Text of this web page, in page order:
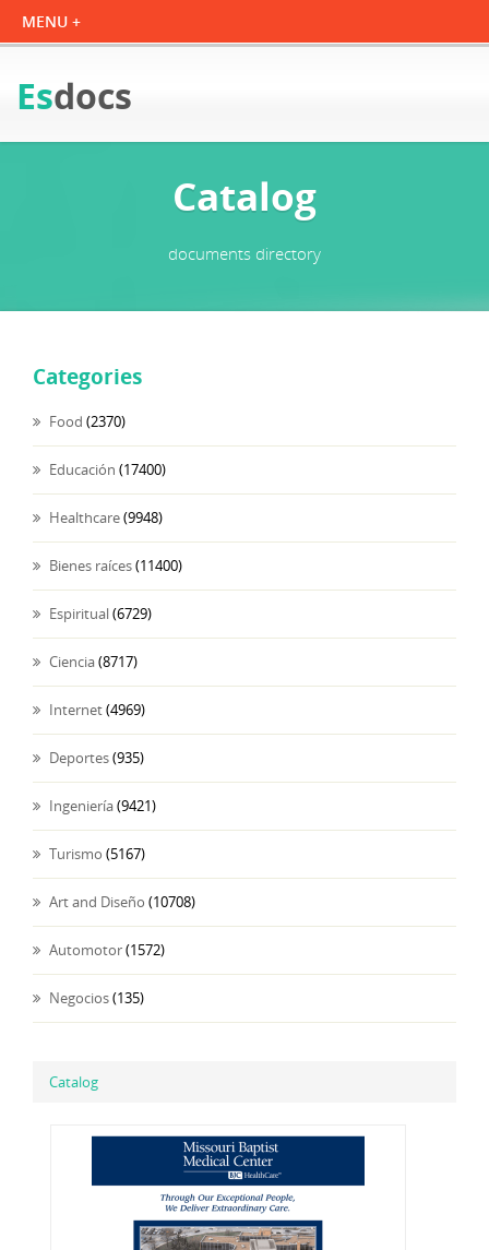
Esdocs
Catalog
documents directory
Categories
Food (2370)
Educación (17400)
Healthcare(9948)
Bienes raíces(11400)
Espiritual(6729)
Ciencia(8717)
Internet(4969)
Deportes(935)
Ingeniería(9421)
Turismo (5167)
Art and Diseño (10708)
Automotor(1572)
Negocios(135)
Catalog